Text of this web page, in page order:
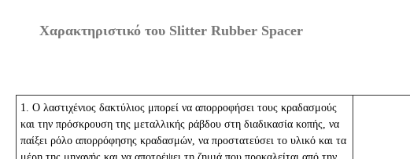
Χαρακτηριστικό του Slitter Rubber Spacer
1. Ο λαστιχένιος δακτύλιος μπορεί να απορροφήσει τους κραδασμούς
και την πρόσκρουση της μεταλλικής ράβδου στη διαδικασία κοπής, να
παίξει ρόλο απορρόφησης κραδασμών, να προστατεύσει το υλικό και τα